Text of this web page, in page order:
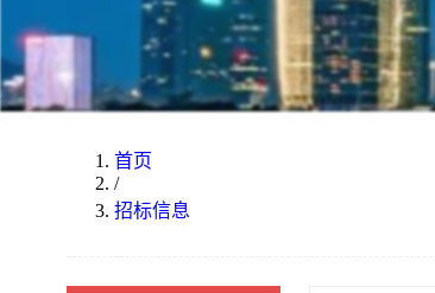
首页
/
招标信息